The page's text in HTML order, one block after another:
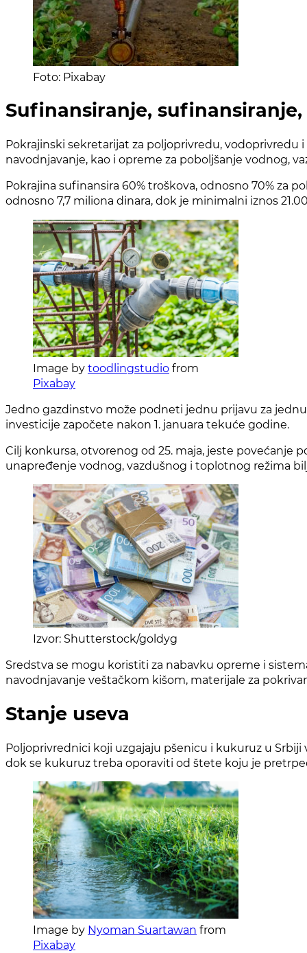
Foto: Pixabay
Sufinansiranje,
Pokrajinski sekretarijat za poljoprivredu,
navodnjavanje, kao i opreme za poboljšanje vodnog,
Pokrajina sufinansira 60% troškova, odnosno 70% za
odnosno 7,7 miliona dinara, dok je minimalni iznos
Image by toodlingstudio from
Pixabay
Jedno gazdinstvo može podneti jednu prijavu za
investicije započete nakon 1. januara tekuće godine.
Cilj konkursa, otvorenog od 25. maja, jeste povećanje
unapređenje vodnog, vazdušnog i toplotnog režima
Izvor: Shutterstock/goldyg
Sredstva se mogu koristiti za nabavku opreme i
navodnjavanje veštačkom kišom, materijale za
Stanje useva
Poljoprivrednici koji uzgajaju pšenicu i kukuruz u
dok se kukuruz treba oporaviti od štete koju je
Image by Nyoman Suartawan from
Pixabay